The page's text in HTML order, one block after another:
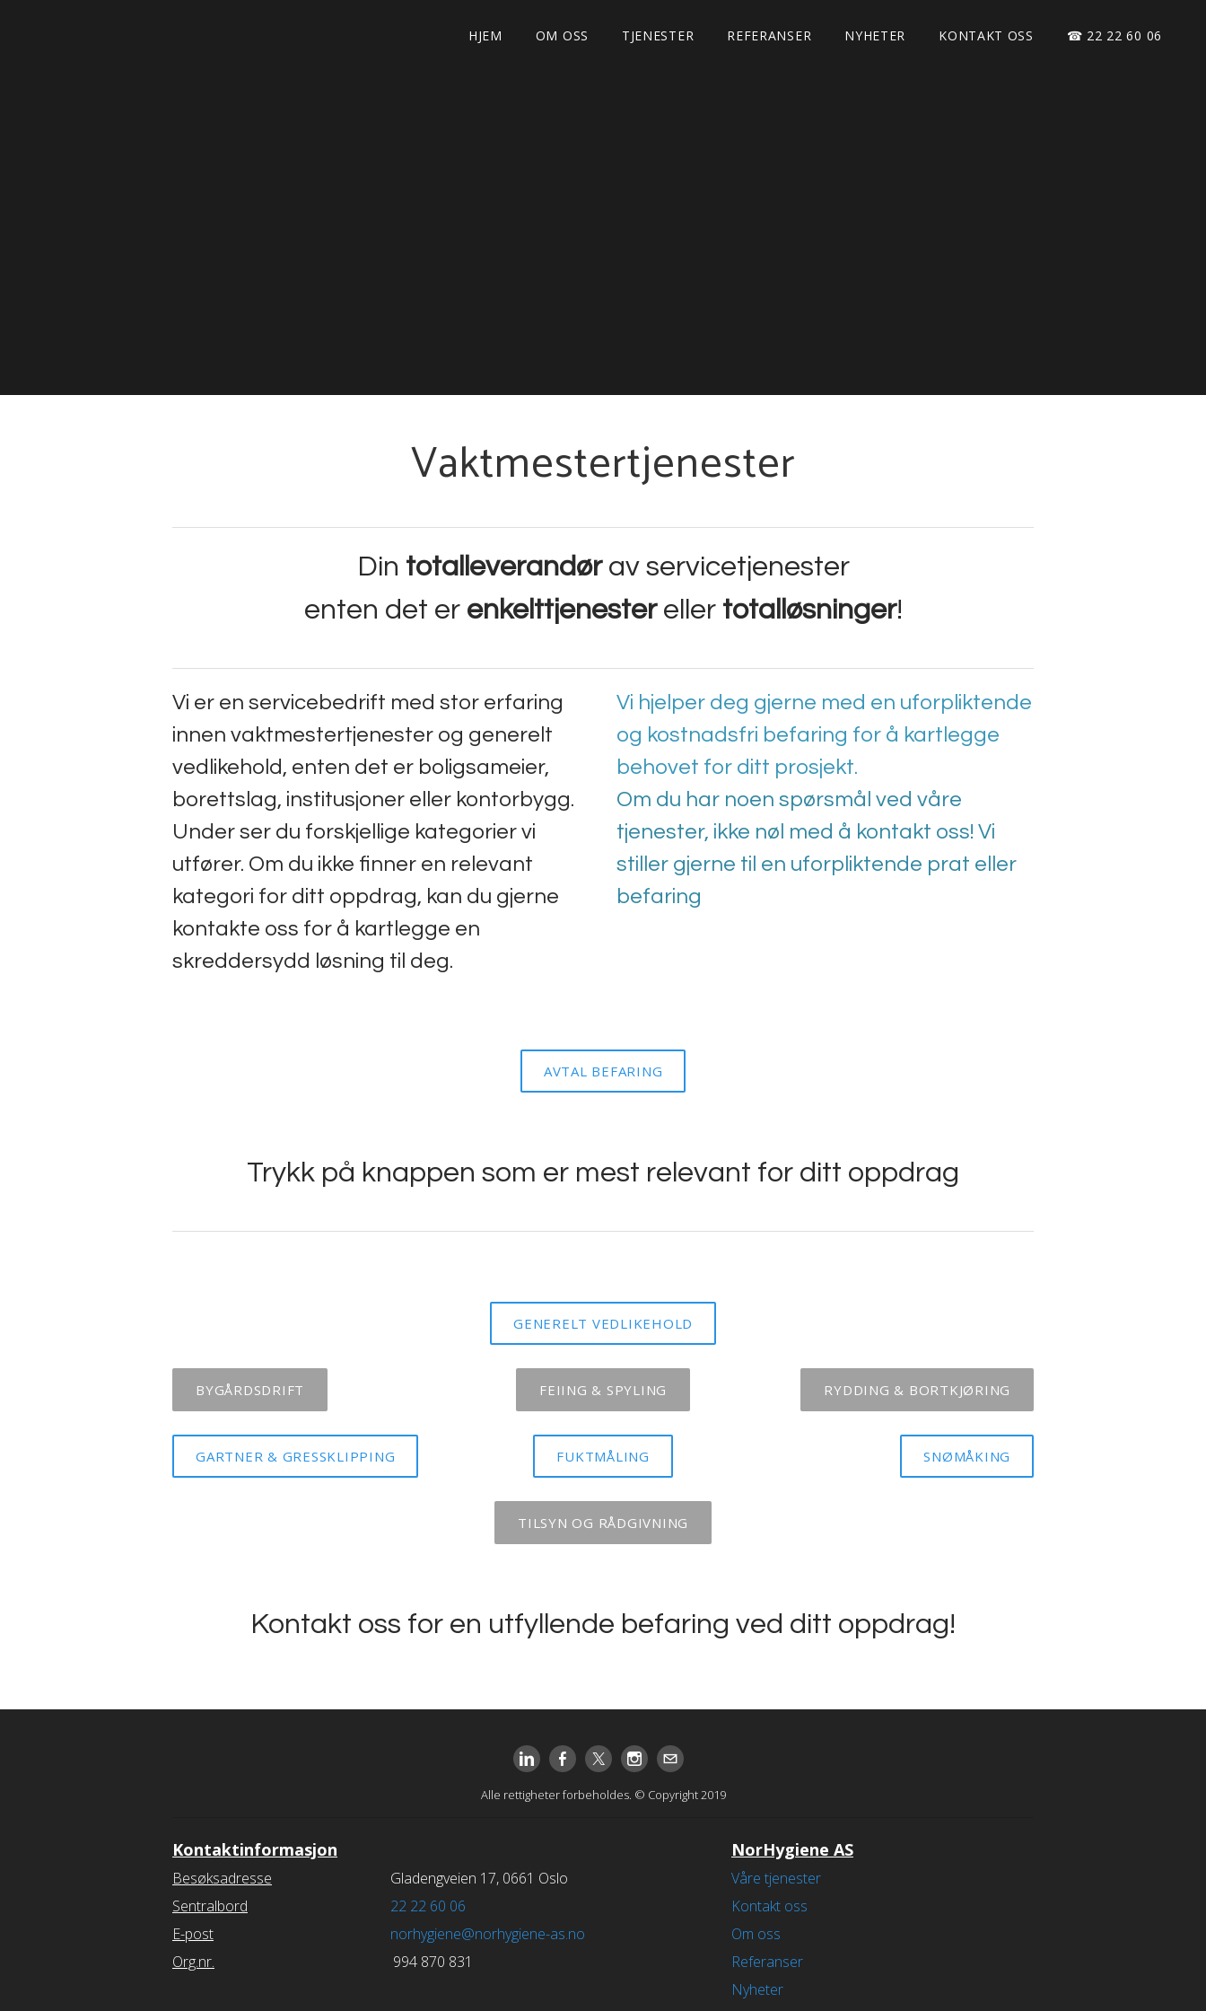
HJEM OM OSS TJENESTER REFERANSER NYHETER KONTAKT OSS ☎ 22 22 60 06
Vaktmestertjenester
Din totalleverandør av servicetjenester
​enten det er enkelttjenester eller totalløsninger!
Vi er en servicebedrift med stor erfaring
innen vaktmestertjenester og generelt
vedlikehold, enten det er boligsameier,
borettslag, institusjoner eller kontorbygg.
​Under ser du forskjellige kategorier vi
utfører. Om du ikke finner en relevant
kategori for ditt oppdrag, kan du gjerne
kontakte oss for å kartlegge en
skreddersydd løsning til deg.
Vi hjelper deg gjerne med en uforpliktende
og kostnadsfri befaring for å kartlegge
behovet for ditt prosjekt.
Om du har noen spørsmål ved våre
tjenester, ikke nøl med å kontakt oss! Vi
stiller gjerne til en uforpliktende prat eller
befaring
AVTAL BEFARING
Trykk på knappen som er mest relevant for ditt oppdrag
GENERELT VEDLIKEHOLD
BYGÅRDSDRIFT FEIING & SPYLING RYDDING & BORTKJØRING
GARTNER & GRESSKLIPPING FUKTMÅLING SNØMÅKING
TILSYN OG RÅDGIVNING
Kontakt oss for en utfyllende befaring ved ditt oppdrag!
Alle rettigheter forbeholdes. © Copyright 2019
Kontaktinformasjon
Besøksadresse
Sentralbord
E-post
Gladengveien 17, 0661 Oslo
22 22 60 06
norhygiene@norhygiene-as.no
Org.nr.
994 870 831
NorHygiene AS
Våre tjenester
Kontakt oss
Om oss
Referanser
Nyheter